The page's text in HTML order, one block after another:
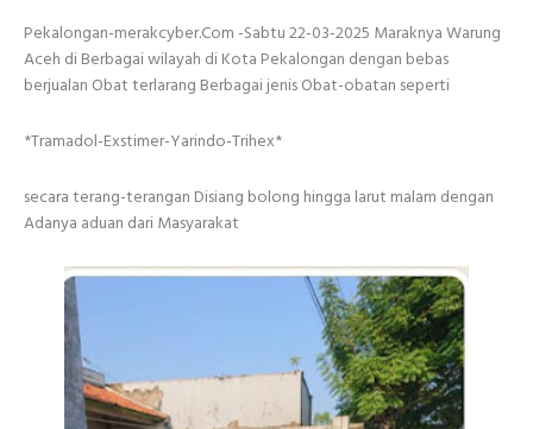
Pekalongan-merakcyber.Com -Sabtu 22-03-2025 Maraknya Warung
Aceh di Berbagai wilayah di Kota Pekalongan dengan bebas
berjualan Obat terlarang Berbagai jenis Obat-obatan seperti
*Tramadol-Exstimer-Yarindo-Trihex*
secara terang-terangan Disiang bolong hingga larut malam dengan
Adanya aduan dari Masyarakat